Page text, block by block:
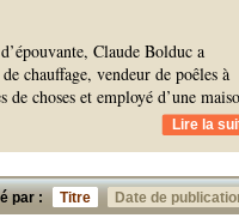
Claude Bolduc a
chauffage, vendeur de poêles à
choses et employé d’une
Lire la
par : Titre Date de